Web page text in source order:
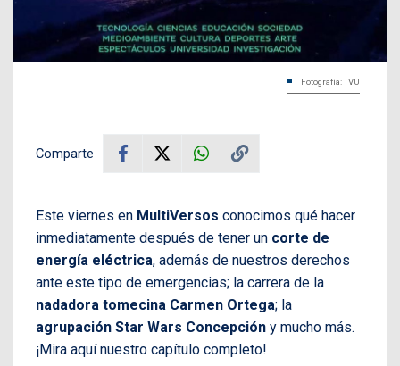
Fotografía: TVU
Comparte
Este viernes en MultiVersos conocimos qué hacer
inmediatamente después de tener un corte de
energía eléctrica, además de nuestros derechos
ante este tipo de emergencias; la carrera de la
nadadora tomecina Carmen Ortega; la
agrupación Star Wars Concepción y mucho más.
¡Mira aquí nuestro capítulo completo!